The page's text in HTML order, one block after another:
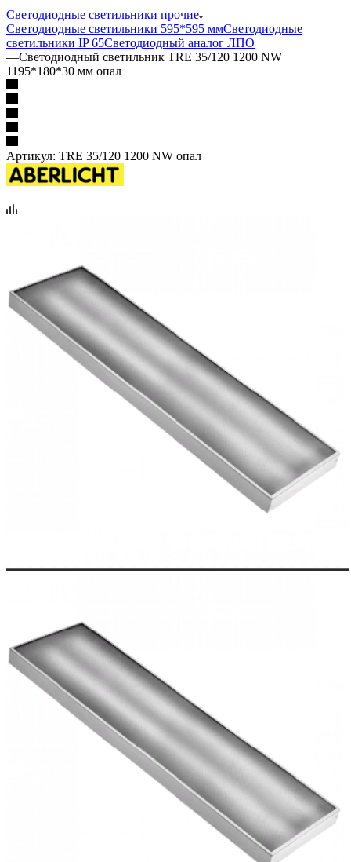
Светодиодные светильники прочие
Светодиодные светильники 595*595 ммСветодиодные
светильники IP 65Светодиодный аналог ЛПО
—Светодиодный светильник TRЕ 35/120 1200 NW
1195*180*30 мм опал
Артикул: TRЕ 35/120 1200 NW опал